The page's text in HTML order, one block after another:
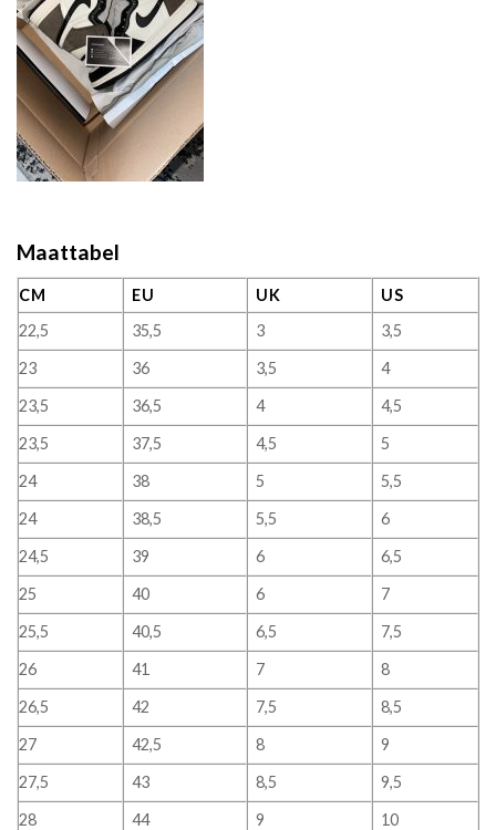
Maattabel
CM EU UK
US
22,5
35,5 3
3,5
23
36 3,5
4
23,5
36,5 4
4,5
23,5
37,5 4,5
5
24
38 5
5,5
24
38,5 5,5
6
24,5
39 6
6,5
25
40 6
7
25,5
40,5 6,5
7,5
26
41 7
8
26,5
42 7,5
8,5
27
42,5 8
9
27,5
43 8,5
9,5
28
44 9
10